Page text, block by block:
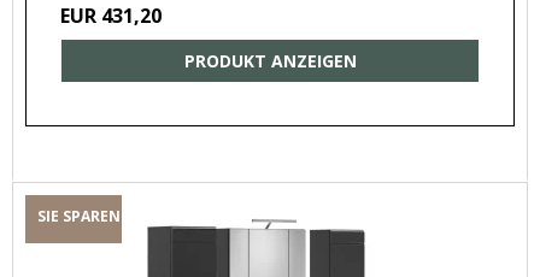
EUR 431,20
PRODUKT ANZEIGEN
SIE SPAREN